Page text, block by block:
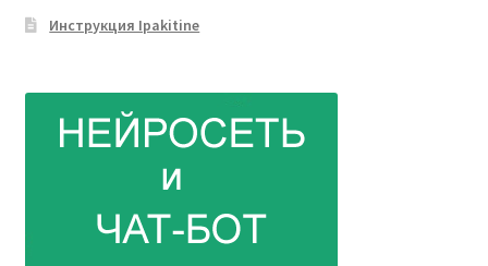
Инструкция Ipakitine